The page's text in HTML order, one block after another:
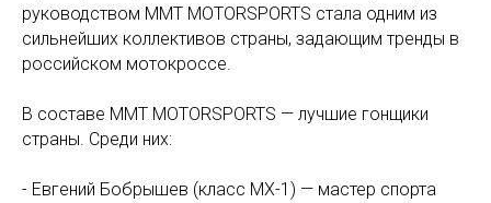
руководством ММТ MOTORSPORTS стала одним из
сильнейших коллективов страны, задающим тренды в
российском мотокроссе.
В составе ММТ MOTORSPORTS — лучшие гонщики
страны. Среди них:
- Евгений Бобрышев (класс MX-1) — мастер спорта